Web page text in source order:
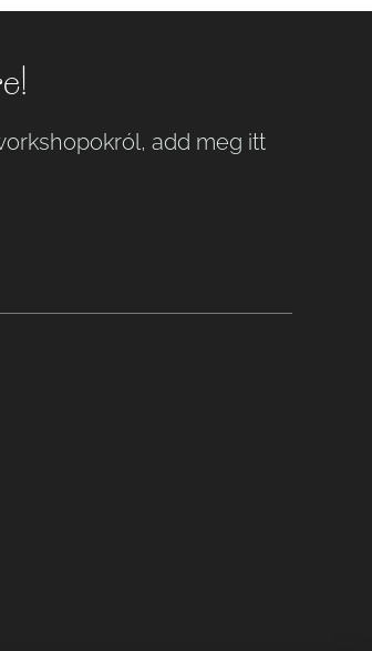
add meg itt